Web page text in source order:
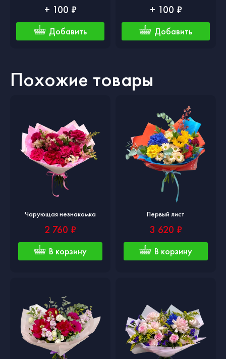
+ 100 ₽
Добавить
+ 100 ₽
Добавить
Похожие товары
Чарующая незнакомка
2 760 ₽
В корзину
Первый лист
3 620 ₽
В корзину